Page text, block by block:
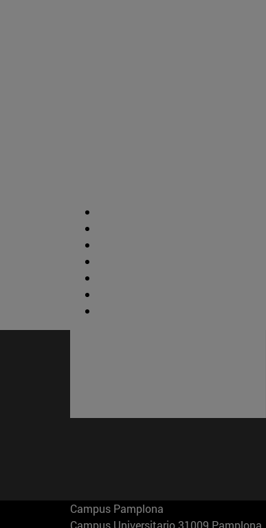
Campus Pamplona
Campus Universitario 31009 Pamplona